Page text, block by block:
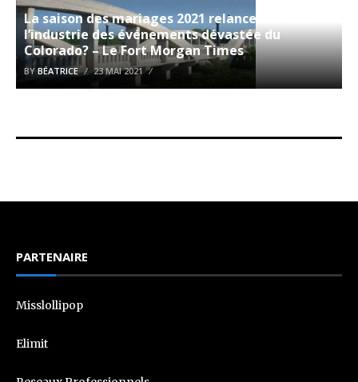
La saison des mariages 2021 relancera-t-elle
l’industrie des événements dévastée du
Colorado? – Le Fort Morgan Times
BY BÉATRICE 23 MAI 2021
PARTENAIRE
Misslollipop
Elimit